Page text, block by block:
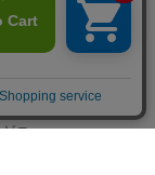
品
ビス